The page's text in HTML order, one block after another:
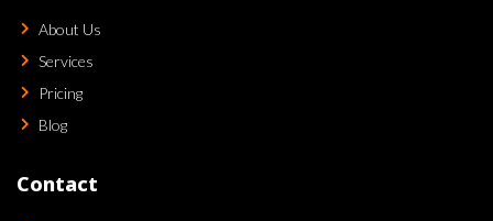
About Us
Services
Pricing
Blog
Contact